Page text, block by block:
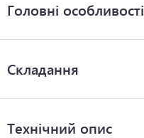
Головні особливості
Складання
Технічний опис